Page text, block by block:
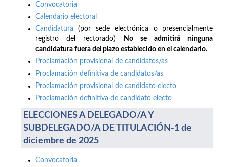
Convocatoria
Calendario electoral
Candidatura (por sede electrónica o presencialmente
registro del rectorado)
No se admitirá ninguna
candidatura fuera del plazo establecido en el calendario.
Proclamación provisional de candidatos/as
Proclamación definitiva de candidatos/as
Proclamación provisional de candidato electo
Proclamación definitiva de candidato electo
ELECCIONES A DELEGADO/A Y
SUBDELEGADO/A DE TITULACIÓN-1 de
diciembre de 2025
Convocatoria